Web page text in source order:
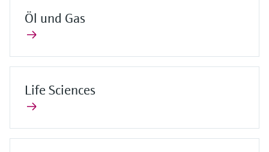
Öl und Gas
Life Sciences